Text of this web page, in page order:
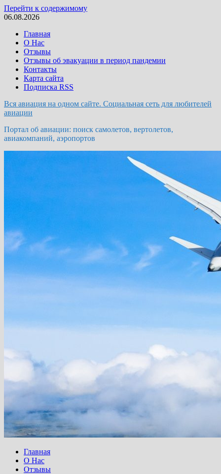
Перейти к содержимому
06.08.2026
Главная
О Нас
Отзывы
Отзывы об эвакуации в период пандемии
Контакты
Карта сайта
Подписка RSS
Вся авиация на одном сайте. Социальная сеть для любителей
авиации
Портал об авиации: поиск самолетов, вертолетов,
авиакомпаний, аэропортов
Главная
О Нас
Отзывы